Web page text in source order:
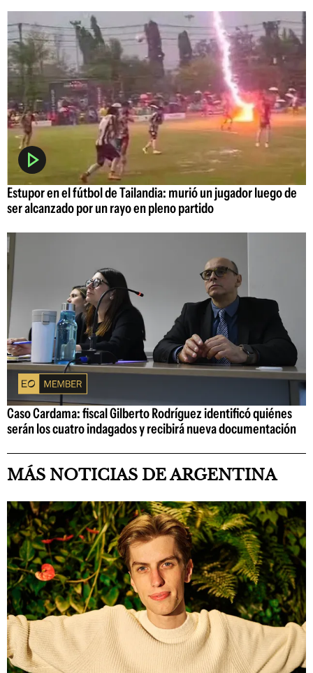
Estupor en el fútbol de Tailandia: murió un jugador luego de
ser alcanzado por un rayo en pleno partido
Caso Cardama: fiscal Gilberto Rodríguez identificó quiénes
serán los cuatro indagados y recibirá nueva documentación
MÁS NOTICIAS DE ARGENTINA